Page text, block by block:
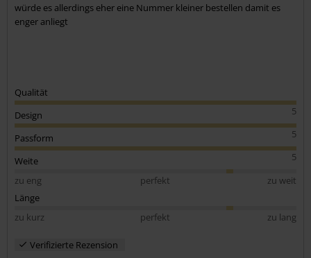
würde es allerdings eher eine Nummer kleiner bestellen damit es
enger anliegt
Qualität
5
Design
5
Passform
5
Weite
zu eng
perfekt
zu weit
Länge
zu kurz
perfekt zu lang
Verifizierte Rezension